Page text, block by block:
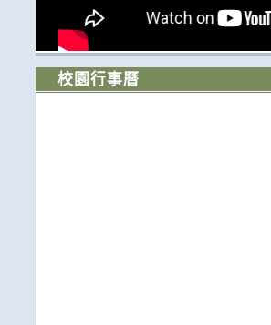
校園行事曆